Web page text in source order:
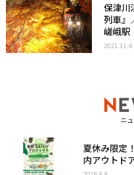
保津川
列車』
嵯峨駅
2021.11.6
ニ
夏休み限定
内アウトド